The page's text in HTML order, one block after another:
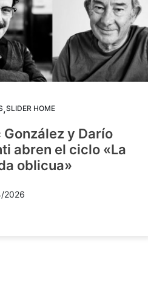
,SLIDER HOME
González y Darío
abren el ciclo «La
oblicua»
2026